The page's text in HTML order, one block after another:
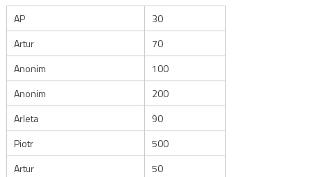
AP
30
Artur
70
Anonim
100
Anonim
200
Arleta
90
Piotr
500
Artur
50